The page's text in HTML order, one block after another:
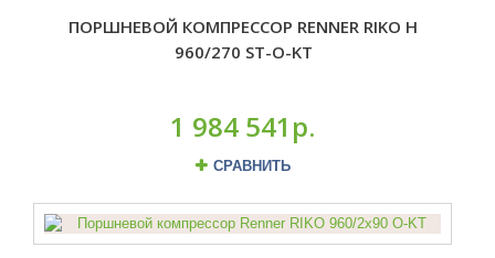
ПОРШНЕВОЙ КОМПРЕССОР RENNER RIKO H
960/270 ST-O-KT
1 984 541р.
СРАВНИТЬ